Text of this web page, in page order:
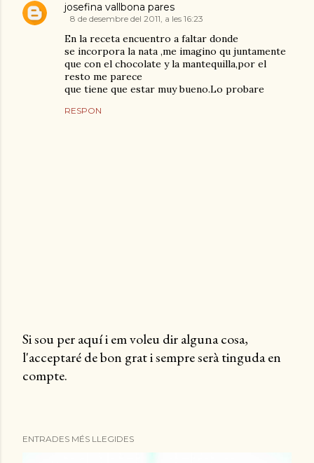
josefina vallbona pares
8 de desembre del 2011, a les 16:23
En la receta encuentro a faltar donde
se incorpora la nata ,me imagino qu juntamente
que con el chocolate y la mantequilla,por el
resto me parece
que tiene que estar muy bueno.Lo probare
RESPON
P
u
Si sou per aquí i em voleu dir alguna cosa,
l'acceptaré de bon grat i sempre serà tinguda en
compte.
ENTRADES MÉS LLEGIDES